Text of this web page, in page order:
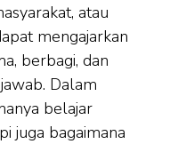
atau
mengajarkan
berbagi, dan
Dalam
belajar
juga bagaimana